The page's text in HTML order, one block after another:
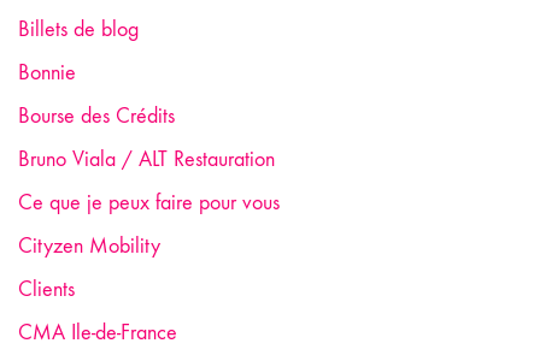
Billets de blog
Bonnie
Bourse des Crédits
Bruno Viala / ALT Restauration
Ce que je peux faire pour vous
Cityzen Mobility
Clients
CMA Ile-de-France